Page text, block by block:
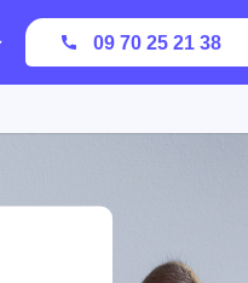
09 70 25 21 38